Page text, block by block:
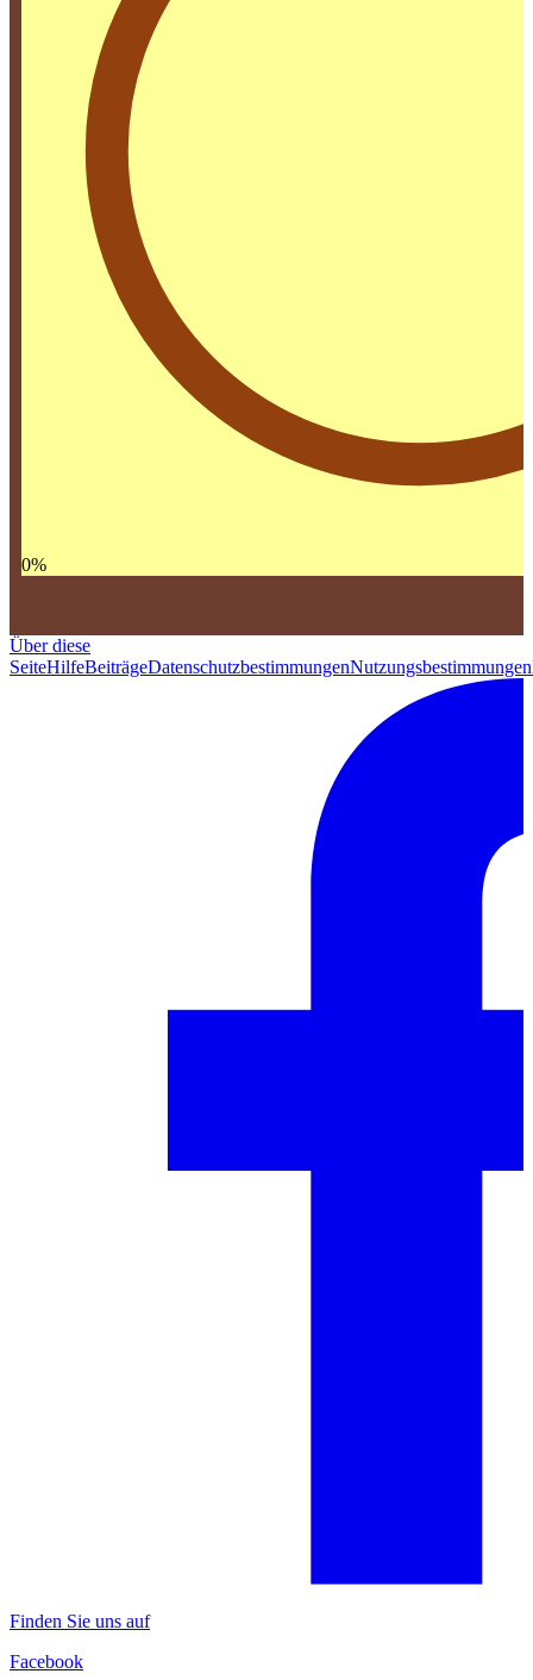
0%
Über diese
SeiteHilfeBeiträgeDatenschutzbestimmungenNutzungsbestimmungen
Finden Sie uns auf
Facebook